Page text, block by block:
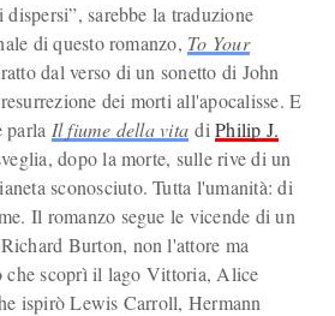
sarebbe la traduzione
di questo romanzo, To Your
dal verso di un sonetto di John
dei morti all'apocalisse. E
parla Il fiume della vita diPhilip J.
dopo la morte, sulle rive di un
sconosciuto. Tutta l'umanità: di
Il romanzo segue le vicende di un
Burton, non l'attore ma
che scoprì il lago Vittoria, Alice
ispirò Lewis Carroll, Hermann